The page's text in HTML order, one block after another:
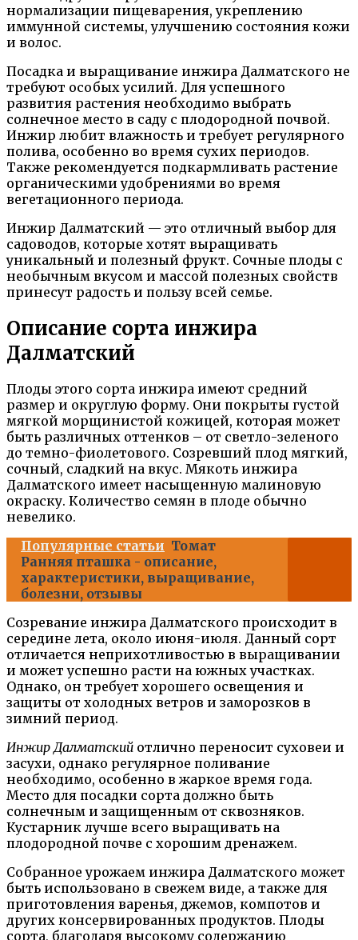
нормализации пищеварения, укреплению
иммунной системы, улучшению состояния кожи
и волос.
Посадка и выращивание инжира Далматского не
требуют особых усилий. Для успешного
развития растения необходимо выбрать
солнечное место в саду с плодородной почвой.
Инжир любит влажность и требует регулярного
полива, особенно во время сухих периодов.
Также рекомендуется подкармливать растение
органическими удобрениями во время
вегетационного периода.
Инжир Далматский — это отличный выбор для
садоводов, которые хотят выращивать
уникальный и полезный фрукт. Сочные плоды с
необычным вкусом и массой полезных свойств
принесут радость и пользу всей семье.
Описание сорта инжира
Далматский
Плоды этого сорта инжира имеют средний
размер и округлую форму. Они покрыты густой
мягкой морщинистой кожицей, которая может
быть различных оттенков – от светло-зеленого
до темно-фиолетового. Созревший плод мягкий,
сочный, сладкий на вкус. Мякоть инжира
Далматского имеет насыщенную малиновую
окраску. Количество семян в плоде обычно
невелико.
Популярные статьи Томат
Ранняя пташка - описание,
характеристики, выращивание,
болезни, отзывы
Созревание инжира Далматского происходит в
середине лета, около июня-июля. Данный сорт
отличается неприхотливостью в выращивании
и может успешно расти на южных участках.
Однако, он требует хорошего освещения и
защиты от холодных ветров и заморозков в
зимний период.
Инжир Далматский отлично переносит суховеи и
засухи, однако регулярное поливание
необходимо, особенно в жаркое время года.
Место для посадки сорта должно быть
солнечным и защищенным от сквозняков.
Кустарник лучше всего выращивать на
плодородной почве с хорошим дренажем.
Собранное урожаем инжира Далматского может
быть использовано в свежем виде, а также для
приготовления варенья, джемов, компотов и
других консервированных продуктов. Плоды
сорта, благодаря высокому содержанию